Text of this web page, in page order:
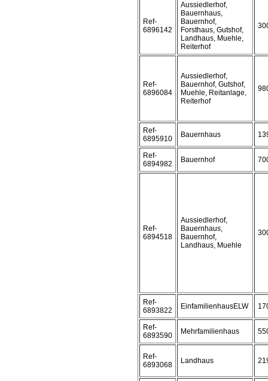
Ref-
6896142
Aussiedlerhof,
Bauernhaus,
Bauernhof,
Forsthaus, Gutshof,
Landhaus, Muehle,
Reiterhof
Ref-
6896084
Aussiedlerhof,
Bauernhof, Gutshof,
Muehle, Reitanlage,
Reiterhof
Ref-
6895910
Bauernhaus
Ref-
6894982
Bauernhof
Ref-
6894518
Aussiedlerhof,
Bauernhaus,
Bauernhof,
Landhaus, Muehle
Ref-
6893822
EinfamilienhausELW
Ref-
6893590
Mehrfamilienhaus
Ref-
6893068
Landhaus